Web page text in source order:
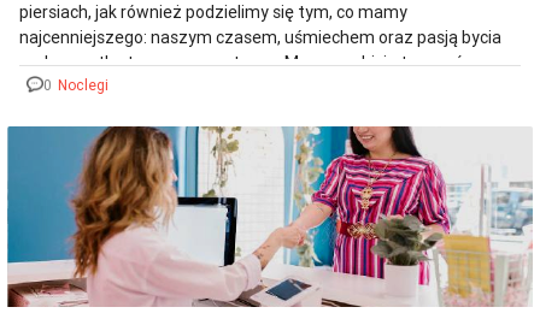
piersiach, jak również podzielimy się tym, co mamy
najcenniejszego: naszym czasem, uśmiechem oraz pasją bycia
małą cząstką tego, co nas otacza. Mamy ambicję tworzyć
prawdziwy dom, przyjazną przestrzeń, łączącą energię
terenie, wielbicieli zdrowej kuchni oraz tych, którzy szukają leśnej
ciszy, wytchnienia oraz inspiracji do tego, by nieco zwolnić, a
może nawet coś zmienić.
0 Noclegi